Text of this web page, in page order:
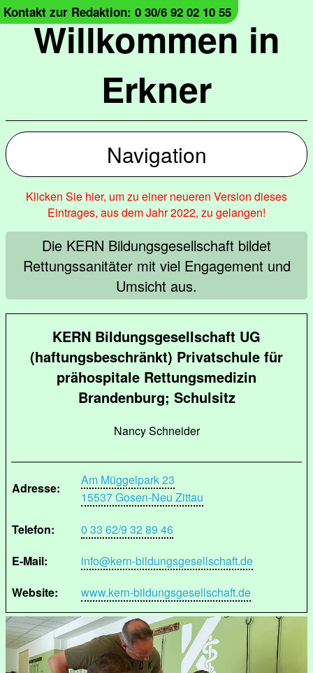
Willkommen in
Erkner
Kontakt zur Redaktion: 0 30/6 92 02 10 55
Navigation
Klicken Sie hier, um zu einer neueren Version dieses
Eintrages, aus dem Jahr 2022, zu gelangen!
Die KERN Bildungsgesellschaft bildet
Rettungssanitäter mit viel Engagement und
Umsicht aus.
KERN Bildungsgesellschaft UG
(haftungsbeschränkt) Privatschule für
prähospitale Rettungsmedizin
Brandenburg; Schulsitz
Nancy Schneider
Adresse:
Am Müggelpark 23
15537 Gosen-Neu Zittau
Telefon:
0 33 62/9 32 89 46
E-Mail:
info@kern-bildungsgesellschaft.de
Website:
www.kern-bildungsgesellschaft.de